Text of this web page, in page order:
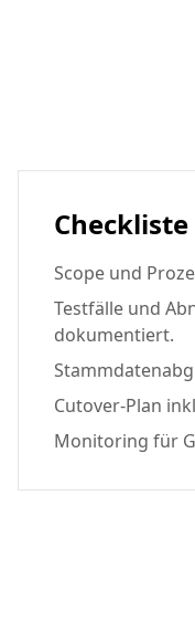
Scope und
Testfälle und
dokumentiert.
Cutover-Plan
Monitoring für